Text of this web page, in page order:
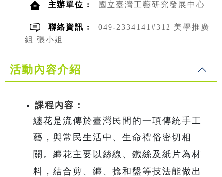
主辦單位 : 國立臺灣工藝研究發展中心
聯絡資訊 :
049-2334141#312 美學推廣
組 張小姐
活動內容介紹
課程內容：
纏花是流傳於臺灣民間的一項傳統手工
藝，與常民生活中、生命禮俗密切相
關。纏花主要以絲線、鐵絲及紙片為材
料，結合剪、纏、捻和盤等技法能做出